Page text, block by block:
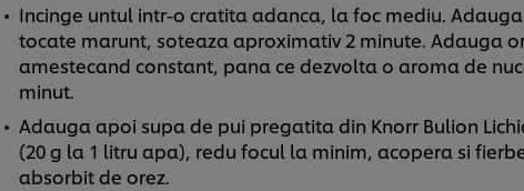
Incinge untul intr-o cratita adanca, la foc mediu.
tocate marunt, soteaza aproximativ 2 minute. Adauga
amestecand constant, pana ce dezvolta o aroma de
minut.
Adauga apoi supa de pui pregatita din Knorr Bulion
(20 g la 1 litru apa), redu focul la minim, acopera si
absorbit de orez.